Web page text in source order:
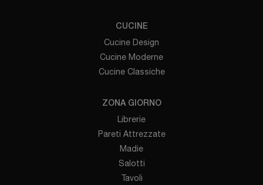
CUCINE
Cucine Design
Cucine Moderne
Cucine Classiche
ZONA GIORNO
Librerie
Pareti Attrezzate
Madie
Salotti
Tavoli